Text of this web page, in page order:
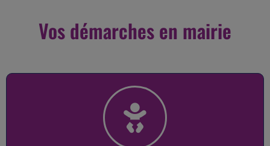
Vos démarches en mairie